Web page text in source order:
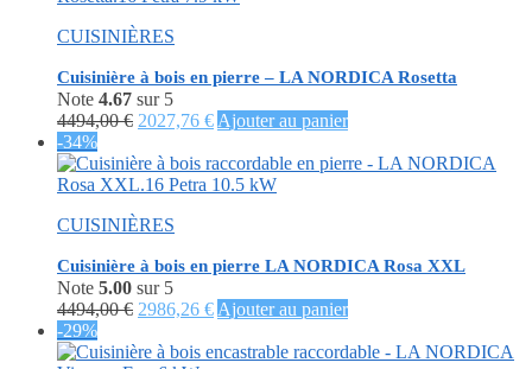
CUISINIÈRES
Cuisinière à bois en pierre – LA NORDICA Rosetta
Note 4.67 sur 5
4494,00€ Le
initial
était :
2027,76 €Le
actuel
est :
Ajouter au panier
-34%
CUISINIÈRES
Cuisinière à bois en pierre LA NORDICA Rosa XXL
Note 5.00 sur 5
4494,00€ Le
initial
2986,26 €Le
actuel
Ajouter au panier
-29%